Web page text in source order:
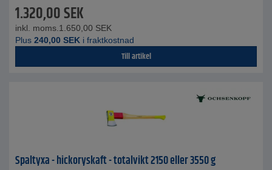
1.320,00SEK
inkl. moms. 1.650,00 SEK
Plus 240,00 SEK i fraktkostnad
Till artikel
Spaltyxa - hickoryskaft - totalvikt 2150 eller 3550 g